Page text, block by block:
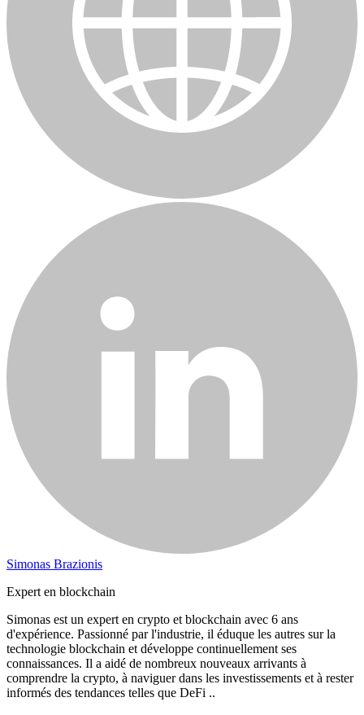
Simonas Brazionis
Expert en blockchain
Simonas est un expert en crypto et blockchain avec 6 ans
d'expérience. Passionné par l'industrie, il éduque les autres sur la
technologie blockchain et développe continuellement ses
connaissances. Il a aidé de nombreux nouveaux arrivants à
comprendre la crypto, à naviguer dans les investissements et à rester
informés des tendances telles que DeFi ..